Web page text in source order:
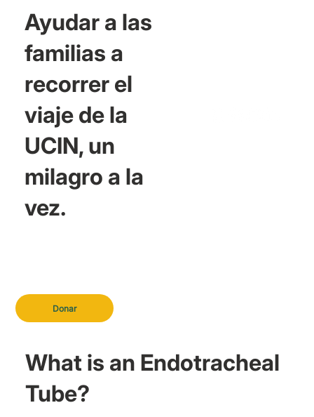
Donar
Ayudar a las
familias a
recorrer el
viaje de la
UCIN, un
milagro a la
vez.
What is an Endotracheal
Tube?